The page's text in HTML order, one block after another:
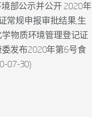
部公示并公开 2020年
常规申报审批结果,生
物质环境管理登记证
发布2020年第6号食
07-30)